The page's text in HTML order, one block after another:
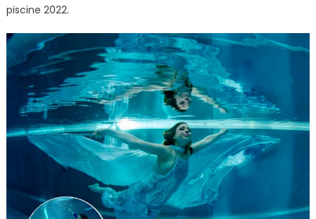
piscine 2022.